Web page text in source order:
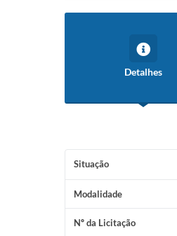
Detalhes
Situação
Modalidade
Nº da Licitação